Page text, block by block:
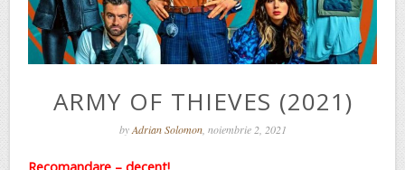
ARMY OF THIEVES (2021)
byAdrian Solomon, noiembrie 2, 2021